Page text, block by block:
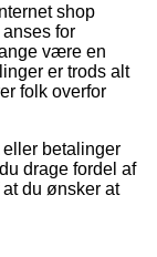
shop
for
være en
er trods alt
folk overfor
betalinger
drage fordel af
du ønsker at